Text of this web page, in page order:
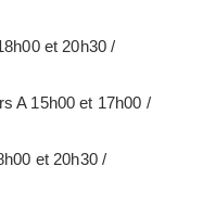
et 20h30 /
A 15h00 et 17h00 /
et 20h30 /